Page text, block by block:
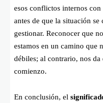
esos conflictos internos
antes de que la situación
gestionar. Reconocer que
estamos en un camino que
débiles; al contrario, nos
comienzo.
En conclusión, el